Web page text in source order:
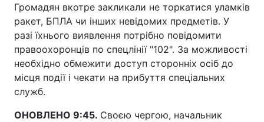
Громадян вкотре закликали не торкатися уламків
ракет, БПЛА чи інших невідомих предметів. У
разі їхнього виявлення потрібно повідомити
правоохоронців по спецлінії "102". За можливості
необхідно обмежити доступ сторонніх осіб до
місця події і чекати на прибуття спеціальних
служб.
ОНОВЛЕНО 9:45. Своєю чергою, начальник